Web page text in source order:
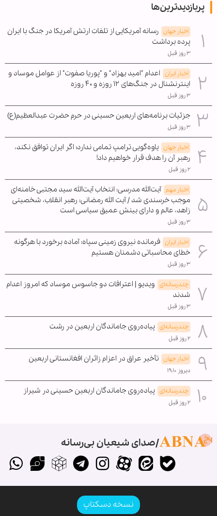
پربازدیدترین‌ها
اخبار جهان رسانه آمریکایی از تلفات ارتش آمریکا در جنگ با ایران
پرده برداشت
۳ روز قبل
اخبار ایران اعدام "امید بهزاد" و "پوریا صفوت" از عوامل موساد و
اینترنشنال در جنگ‌های ۱۲ روزه و ۴۰ روزه
۳ روز قبل
جزئیات برنامه‌های اربعین حسینی در حرم حضرت عبدالعظیم(ع)
۳ روز قبل
اخبار جهان یاوه‌گویی ترامپ تمامی ندارد؛ اگر ایران توافق نکند،
رهبر آن را هدف قرار خواهیم داد!
۲ روز قبل
اخبار مهم آیت‌الله مدرسی: انتخاب آیت‌الله سید مجتبی خامنه‌ای
موجب خرسندی شد / آیت الله رمضانی: رهبر انقلاب، شخصیتی
زاهد، عالم و دارای بینش عمیق سیاسی است
۳ روز قبل
اخبار ایران فرمانده نیروی زمینی سپاه: آماده برخورد با هرگونه
خطای محاسباتی دشمنان هستیم
۳ روز قبل
چندرسانه‌ای ویدیو | اعترافات دو جاسوس موساد که امروز اعدام
شدند
۳ روز قبل
چندرسانه‌ای پیاده‌روی جاماندگان اربعین در رشت
۲ روز قبل
اخبار جهان تأخیر عراق در اعزام زائران افغانستانی اربعین
دیروز ۱۹:۱۰
چندرسانه‌ای پیاده‌روی جاماندگان اربعین حسینی در شیراز
۲ روز قبل
صدای شیعیان بی‌رسانه
نسخه دسکتاپ